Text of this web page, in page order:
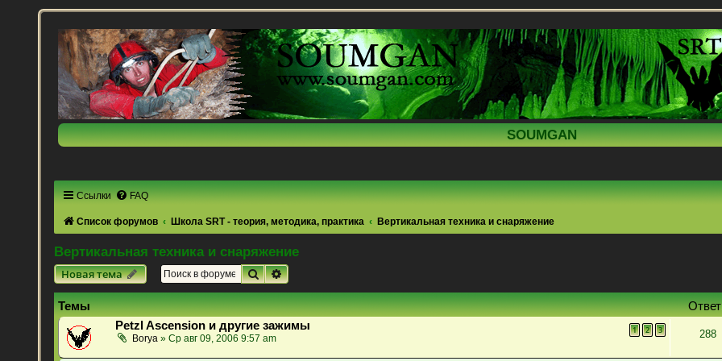
SOUMGAN
Ссылки FAQ
Список форумов Школа SRT - теория, методика, практика Вертикальная техника и снаряжение
Вертикальная техника и снаряжение
Новая тема
ПоискРасширенный поиск
Темы
Petzl Ascension и другие зажимы
Borya » Ср авг 09, 2006 9:57 am
1 2 3 288